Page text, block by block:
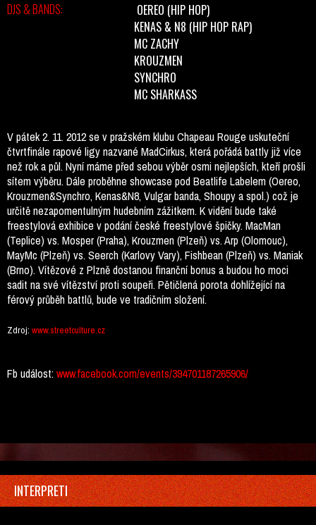
DJS & BANDS:
OEREO (HIP HOP)
KENAS & N8 (HIP HOP RAP)
MC ZACHY
KROUZMEN
SYNCHRO
MC SHARKASS
V pátek 2. 11. 2012 se v pražském klubu Chapeau Rouge uskuteční
čtvrtfinále rapové ligy nazvané MadCirkus, která pořádá battly již více
než rok a půl. Nyní máme před sebou výběr osmi nejlepších, kteří prošli
sítem výběru. Dále proběhne showcase pod Beatlife Labelem (Oereo,
Krouzmen&Synchro, Kenas&N8, Vulgar banda, Shoupy a spol.) což je
určitě nezapomentulným hudebním zážitkem. K vidění bude také
freestylová exhibice v podání české freestylové špičky. MacMan
(Teplice) vs. Mosper (Praha), Krouzmen (Plzeň) vs. Arp (Olomouc),
MayMc (Plzeň) vs. Seerch (Karlovy Vary), Fishbean (Plzeň) vs. Maniak
(Brno). Vítězové z Plzně dostanou finanční bonus a budou ho moci
sadit na své vítězství proti soupeři. Pětičlená porota dohlížející na
férový průběh battlů, bude ve tradičním složení.
Zdroj: www.streetculture.cz
Fb událost:www.facebook.com/events/394701187265906/
INTERPRETI